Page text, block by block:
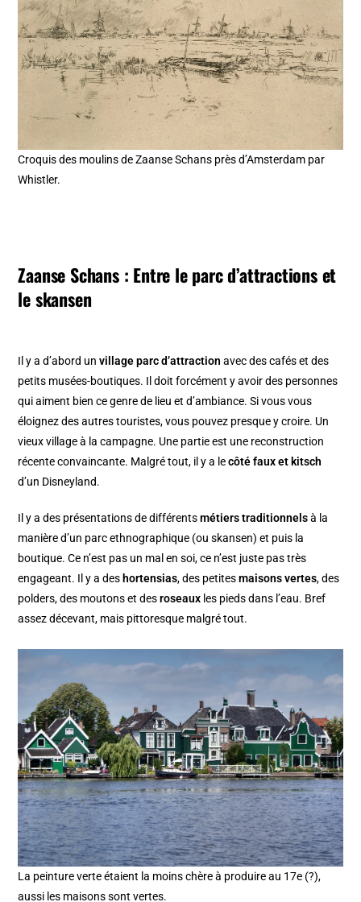
Croquis des moulins de Zaanse Schans près d’Amsterdam par
Whistler.
Zaanse Schans : Entre le parc d’attractions et
le skansen
Il y a d’abord unvillage parc d’attraction avec des cafés et des
petits musées-boutiques. Il doit forcément y avoir des personnes
qui aiment bien ce genre de lieu et d’ambiance. Si vous vous
éloignez des autres touristes, vous pouvez presque y croire. Un
vieux village à la campagne. Une partie est une reconstruction
récente convaincante. Malgré tout, il y a lecôté faux et kitsch
d’un Disneyland.
Il y a des présentations de différentsmétiers traditionnelsà la
manière d’un parc ethnographique (ou skansen) et puis la
boutique. Ce n’est pas un mal en soi, ce n’est juste pas très
engageant. Il y a des hortensias, des petitesmaisons vertes, des
polders, des moutons et desroseaux les pieds dans l’eau. Bref
assez décevant, mais pittoresque malgré tout.
La peinture verte étaient la moins chère à produire au 17e (?),
aussi les maisons sont vertes.